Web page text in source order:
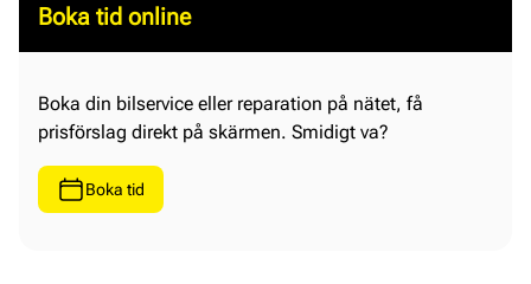
Boka tid online
Boka din bilservice eller reparation på nätet, få
prisförslag direkt på skärmen. Smidigt va?
Boka tid